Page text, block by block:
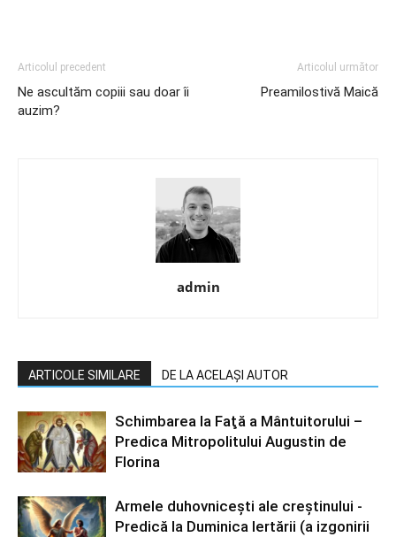
Articolul precedent
Ne ascultăm copiii sau doar îi
auzim?
Articolul următor
Preamilostivă Maică
admin
ARTICOLE SIMILARE DE LA ACELAȘI AUTOR
Schimbarea la Faţă a Mântuitorului –
Predica Mitropolitului Augustin de
Florina
Armele duhovniceşti ale creştinului -
Predică la Duminica Iertării (a izgonirii